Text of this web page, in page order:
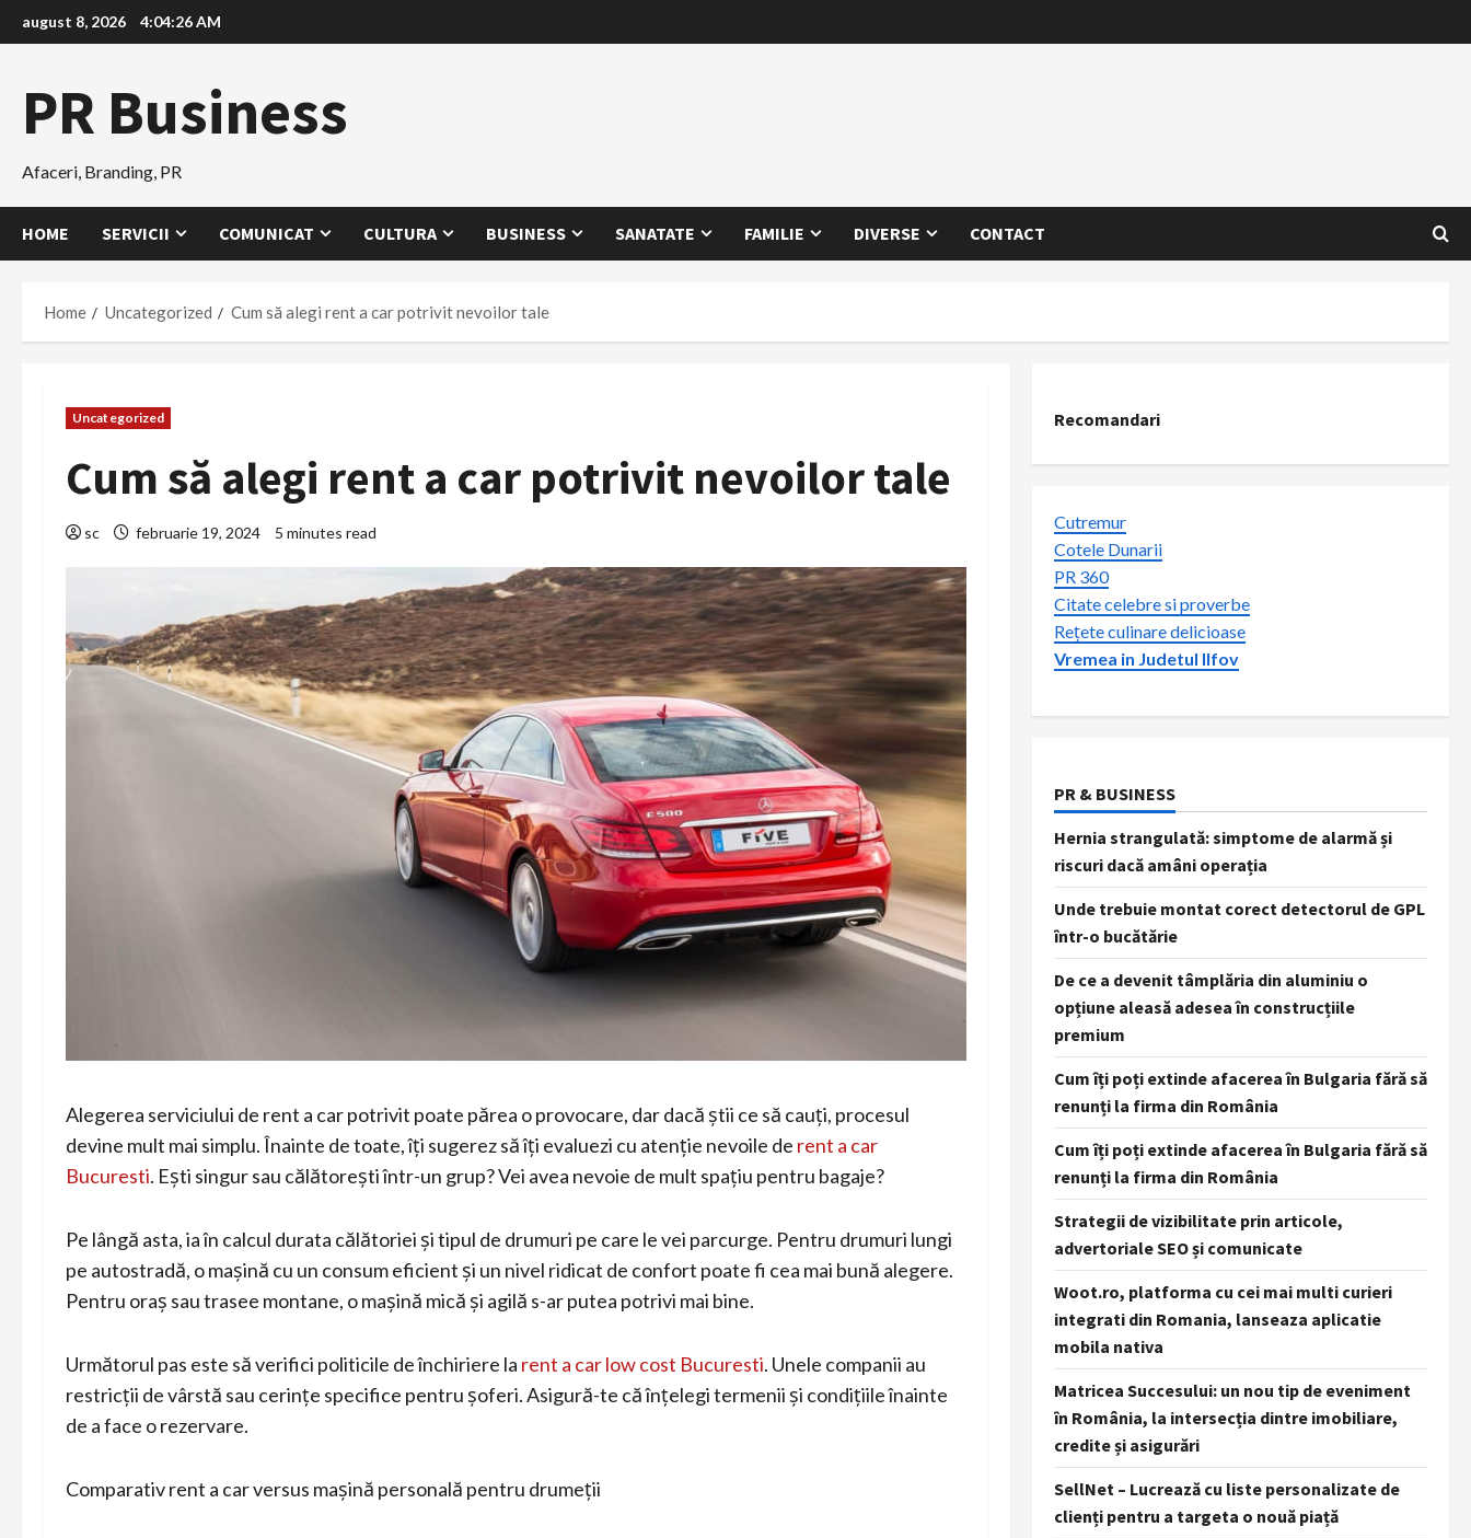
to
august 8, 2026 4:04:28 AM
PR Business
Afaceri, Branding, PR
HOME SERVICII COMUNICAT CULTURA BUSINESS SANATATE FAMILIE DIVERSE CONTACT
Home Uncategorized Cum să alegi rent a car potrivit nevoilor tale
Uncategorized
Cum să alegi rent a car potrivit nevoilor tale
sc februarie 19, 2024 5 minutes read
Alegerea serviciului de rent a car potrivit poate părea o provocare, dar dacă știi ce să cauți, procesul
devine mult mai simplu. Înainte de toate, îți sugerez să îți evaluezi cu atenție nevoile de rent a car
Bucuresti. Ești singur sau călătorești într-un grup? Vei avea nevoie de mult spațiu pentru bagaje?
Pe lângă asta, ia în calcul durata călătoriei și tipul de drumuri pe care le vei parcurge. Pentru drumuri lungi
pe autostradă, o mașină cu un consum eficient și un nivel ridicat de confort poate fi cea mai bună alegere.
Pentru oraș sau trasee montane, o mașină mică și agilă s-ar putea potrivi mai bine.
Următorul pas este să verifici politicile de închiriere la rent a car low cost Bucuresti. Unele companii au
restricții de vârstă sau cerințe specifice pentru șoferi. Asigură-te că înțelegi termenii și condițiile înainte
de a face o rezervare.
Comparativ rent a car versus mașină personală pentru drumeții
Recomandari
Cutremur
Cotele Dunarii
PR 360
Citate celebre si proverbe
Rețete culinare delicioase
Vremea in Judetul Ilfov
PR & BUSINESS
Hernia strangulată: simptome de alarmă și
riscuri dacă amâni operația
Unde trebuie montat corect detectorul de GPL
într-o bucătărie
De ce a devenit tâmplăria din aluminiu o
opțiune aleasă adesea în construcțiile
premium
Cum îți poți extinde afacerea în Bulgaria fără să
renunți la firma din România
Cum îți poți extinde afacerea în Bulgaria fără să
renunți la firma din România
Strategii de vizibilitate prin articole,
advertoriale SEO și comunicate
Woot.ro, platforma cu cei mai multi curieri
integrati din Romania, lanseaza aplicatie
mobila nativa
Matricea Succesului: un nou tip de eveniment
în România, la intersecția dintre imobiliare,
credite și asigurări
SellNet – Lucrează cu liste personalizate de
clienți pentru a targeta o nouă piață